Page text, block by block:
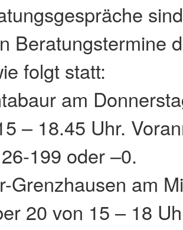
Beratungstermine
folgt statt:
am
– 18.45 Uhr.
199 oder –0.
Grenzhausen am
20 von 15 – 18